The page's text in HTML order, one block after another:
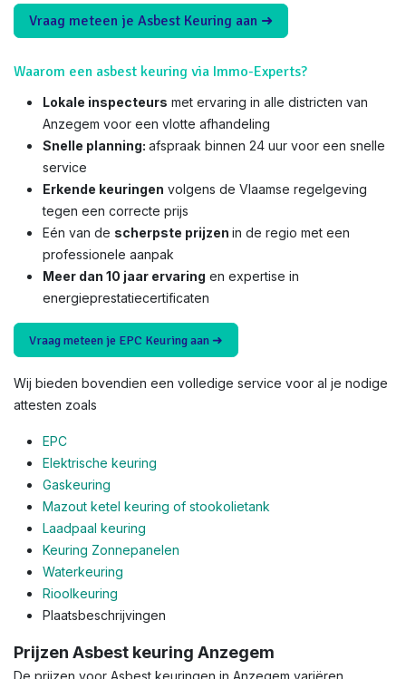
Vraag meteen je Asbest Keuring aan ➜
Waarom een asbest keuring via Immo-Experts?
Lokale inspecteurs met ervaring in alle districten van
Anzegem voor een vlotte afhandeling
Snelle planning: afspraak binnen 24 uur voor een snelle
service
Erkende keuringen volgens de Vlaamse regelgeving
tegen een correcte prijs
Eén van de scherpste prijzen in de regio met een
professionele aanpak
Meer dan 10 jaar ervaring en expertise in
energieprestatiecertificaten
Vraag meteen je EPC Keuring aan ➜
Wij bieden bovendien een volledige service voor al je nodige
attesten zoals
EPC
Elektrische keuring
Gaskeuring
Mazout ketel keuring of stookolietank
Laadpaal keuring
Keuring Zonnepanelen
Waterkeuring
Rioolkeuring
Plaatsbeschrijvingen
Prijzen Asbest keuring Anzegem
De prijzen voor Asbest keuringen in Anzegem variëren